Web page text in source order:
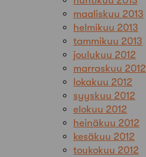
maaliskuu 2013
helmikuu 2013
tammikuu 2013
joulukuu 2012
marraskuu 2012
lokakuu 2012
syyskuu 2012
elokuu 2012
heinäkuu 2012
kesäkuu 2012
toukokuu 2012